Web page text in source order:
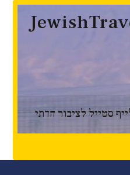
סטייל לציבור הדתי